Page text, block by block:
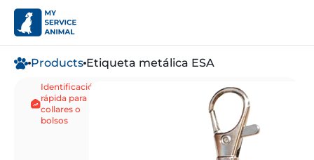
Products Etiqueta metálica ESA
Identificación
rápida para
collares o
bolsos